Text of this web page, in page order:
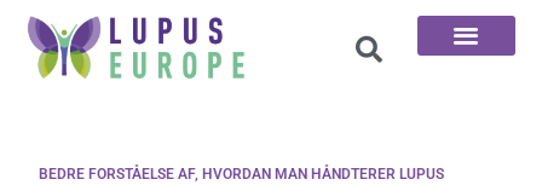
BEDRE FORSTÅELSE AF, HVORDAN MAN HÅNDTERER LUPUS